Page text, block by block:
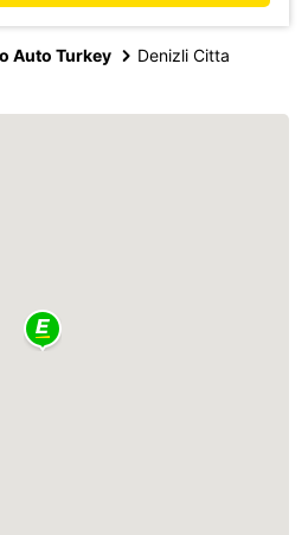
Auto Turkey Denizli Citta